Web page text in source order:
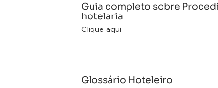
Guia completo sobre
hotelaria
Clique aqui
Glossário Hoteleiro